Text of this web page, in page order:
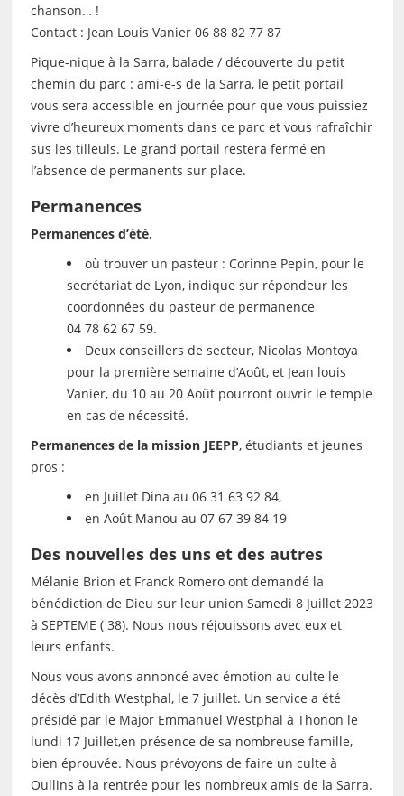
chanson… !
Contact : Jean Louis Vanier 06 88 82 77 87
Pique-nique à la Sarra, balade / découverte du petit
chemin du parc : ami-e-s de la Sarra, le petit portail
vous sera accessible en journée pour que vous puissiez
vivre d’heureux moments dans ce parc et vous rafraîchir
sus les tilleuls. Le grand portail restera fermé en
l’absence de permanents sur place.
Permanences
Permanences d’été,
où trouver un pasteur : Corinne Pepin, pour le
secrétariat de Lyon, indique sur répondeur les
coordonnées du pasteur de permanence
04 78 62 67 59.
Deux conseillers de secteur, Nicolas Montoya
pour la première semaine d’Août, et Jean louis
Vanier, du 10 au 20 Août pourront ouvrir le temple
en cas de nécessité.
Permanences de la mission JEEPP, étudiants et jeunes
pros :
en Juillet Dina au 06 31 63 92 84,
en Août Manou au 07 67 39 84 19
Des nouvelles des uns et des autres
Mélanie Brion et Franck Romero ont demandé la
bénédiction de Dieu sur leur union Samedi 8 Juillet 2023
à SEPTEME ( 38). Nous nous réjouissons avec eux et
leurs enfants.
Nous vous avons annoncé avec émotion au culte le
décès d’Edith Westphal, le 7 juillet. Un service a été
présidé par le Major Emmanuel Westphal à Thonon le
lundi 17 Juillet,en présence de sa nombreuse famille,
bien éprouvée. Nous prévoyons de faire un culte à
Oullins à la rentrée pour les nombreux amis de la Sarra.